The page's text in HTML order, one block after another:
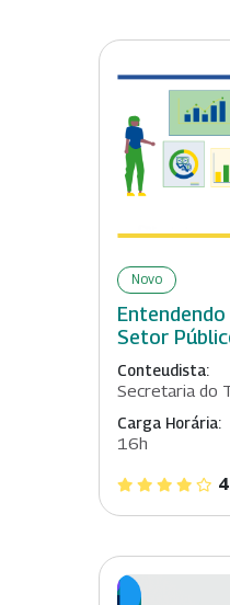
Novo
Setor
Conteudista:
Secretaria do
Carga Horária:
16h